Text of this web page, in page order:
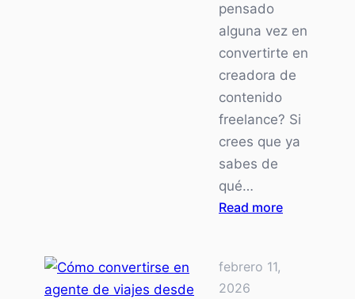
pensado
alguna vez en
convertirte en
creadora de
contenido
freelance? Si
crees que ya
sabes de
qué…
Read more:
febrero 11,
2026